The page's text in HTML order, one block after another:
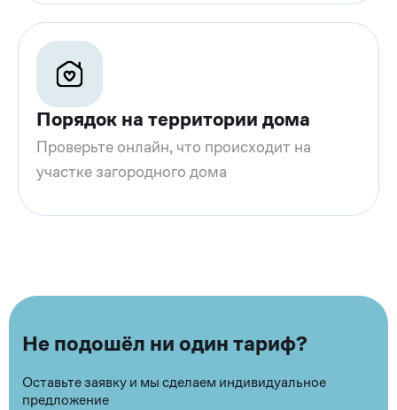
Порядок на территории дома
Проверьте онлайн, что происходит на
участке загородного дома
Не подошёл ни один тариф?
Оставьте заявку и мы сделаем индивидуальное
предложение